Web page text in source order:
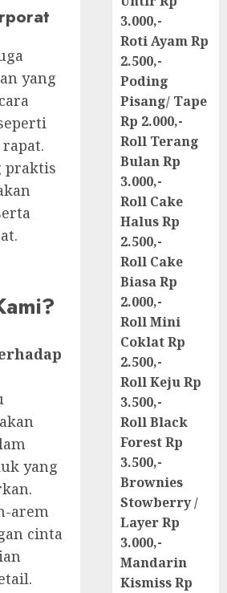
yang
praktis
yang
arem
cinta
3.000,-
Roti Ayam Rp
2.500,-
Poding
Pisang/ Tape
Rp 2.000,-
Roll Terang
Bulan Rp
3.000,-
Roll Cake
Halus Rp
2.500,-
Roll Cake
Biasa Rp
2.000,-
Roll Mini
Coklat Rp
2.500,-
Roll Keju Rp
3.500,-
Roll Black
Forest Rp
3.500,-
Brownies
Stowberry /
Layer Rp
3.000,-
Mandarin
Kismiss Rp